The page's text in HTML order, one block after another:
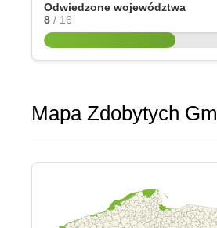
Odwiedzone województwa
8 / 16
Mapa Zdobytych